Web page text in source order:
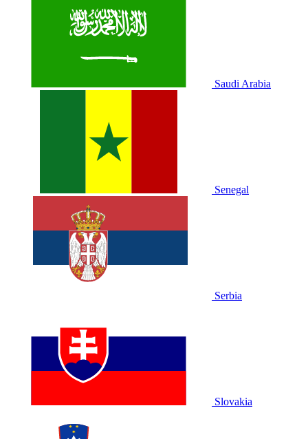
Saudi Arabia
Senegal
Serbia
Slovakia